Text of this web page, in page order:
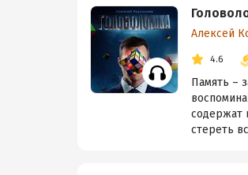
Алексей
4.6
Память –
содержат
стереть